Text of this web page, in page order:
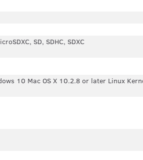
SD, SDHC, SDXC
10 Mac OS X 10.2.8 or later Linux